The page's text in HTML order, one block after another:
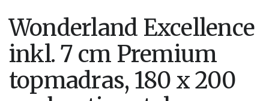
Wonderland Excellence
inkl. 7 cm Premium
topmadras, 180 x 200